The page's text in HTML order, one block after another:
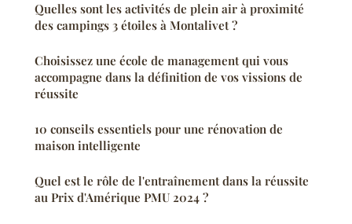
Quelles sont les activités de plein air à proximité
des campings 3 étoiles à Montalivet ?
Choisissez une école de management qui vous
accompagne dans la définition de vos vissions de
réussite
10 conseils essentiels pour une rénovation de
maison intelligente
Quel est le rôle de l'entraînement dans la réussite
au Prix d'Amérique PMU 2024 ?